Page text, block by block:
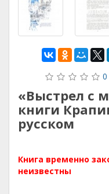
«Выстрел с
книги
русском
Книга временно
неизвестны